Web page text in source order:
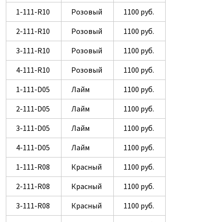
1-111-R10
Розовый
1100 руб.
2-111-R10
Розовый
1100 руб.
3-111-R10
Розовый
1100 руб.
4-111-R10
Розовый
1100 руб.
1-111-D05
Лайм
1100 руб.
2-111-D05
Лайм
1100 руб.
3-111-D05
Лайм
1100 руб.
4-111-D05
Лайм
1100 руб.
1-111-R08
Красный
1100 руб.
2-111-R08
Красный
1100 руб.
3-111-R08
Красный
1100 руб.